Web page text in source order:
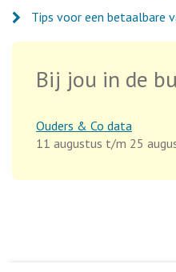
Tips voor een betaalbare
Bij jou in de
Ouders & Co data
11 augustus t/m 25